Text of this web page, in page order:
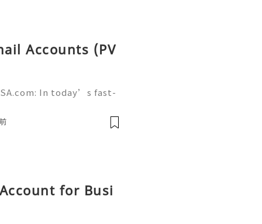
Accounts (PV
In today’s fast-
platforms are availa
for Busi